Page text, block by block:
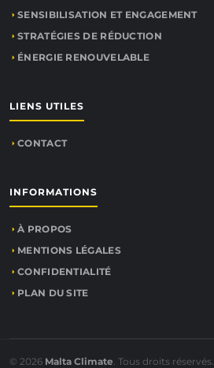
SENSIBILISATION ET ENGAGEMENT
STRATÉGIES DE RÉDUCTION
ÉNERGIE RENOUVELABLE
LIENS UTILES
CONTACT
INFORMATIONS
À PROPOS
MENTIONS LÉGALES
CONFIDENTIALITÉ
PLAN DU SITE
© 2026 Malta Climate. Tous droits réservés.